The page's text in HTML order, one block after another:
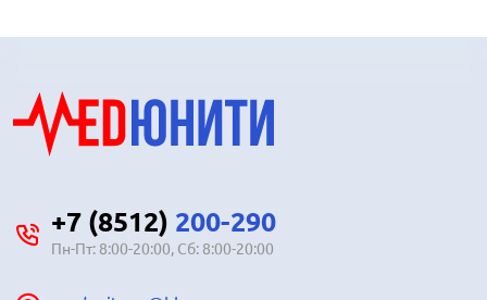
+7 (8512) 200-290
Пн-Пт: 8:00-20:00, Сб: 8:00-20:00